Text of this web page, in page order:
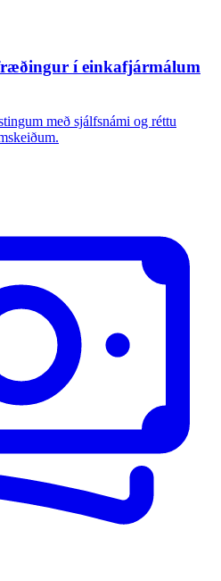
í einkafjármálum
með sjálfsnámi og réttu